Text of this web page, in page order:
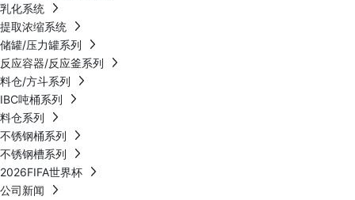
乳化系统
提取浓缩系统
储罐/压力罐系列
反应容器/反应釜系列
料仓/方斗系列
IBC吨桶系列
料仓系列
不锈钢桶系列
不锈钢槽系列
2026FIFA世界杯
公司新闻